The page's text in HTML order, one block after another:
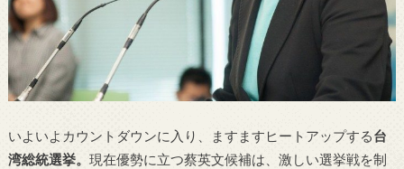
いよいよカウントダウンに入り、ますますヒートアップする台
湾総統選挙。 現在優勢に立つ蔡英文候補は、激しい選挙戦を制